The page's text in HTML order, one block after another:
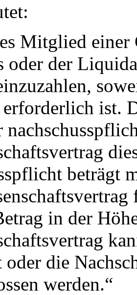
Mitglied einer
oder der
ist.
beträgt
in der
oder die
werden.“